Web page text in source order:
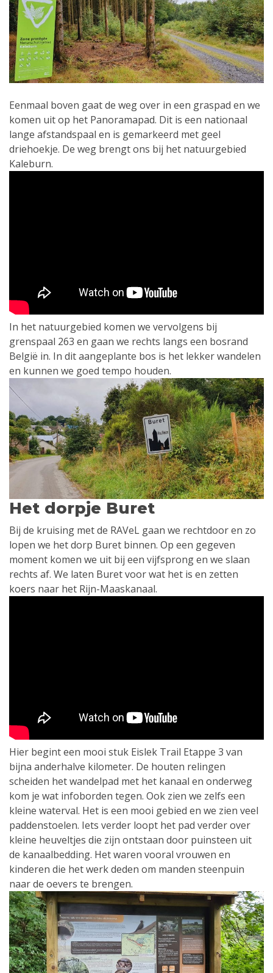
Eenmaal boven gaat de weg over in een graspad en we
komen uit op het Panoramapad. Dit is een nationaal
lange afstandspaal en is gemarkeerd met geel
driehoekje. De weg brengt ons bij het natuurgebied
Kaleburn.
In het natuurgebied komen we vervolgens bij
grenspaal 263 en gaan we rechts langs een bosrand
België in. In dit aangeplante bos is het lekker wandelen
en kunnen we goed tempo houden.
Het dorpje Buret
Bij de kruising met de RAVeL gaan we rechtdoor en zo
lopen we het dorp Buret binnen. Op een gegeven
moment komen we uit bij een vijfsprong en we slaan
rechts af. We laten Buret voor wat het is en zetten
koers naar het Rijn-Maaskanaal.
Hier begint een mooi stuk Eislek Trail Etappe 3 van
bijna anderhalve kilometer. De houten relingen
scheiden het wandelpad met het kanaal en onderweg
kom je wat infoborden tegen. Ook zien we zelfs een
kleine waterval. Het is een mooi gebied en we zien veel
paddenstoelen. Iets verder loopt het pad verder over
kleine heuveltjes die zijn ontstaan door puinsteen uit
de kanaalbedding. Het waren vooral vrouwen en
kinderen die het werk deden om manden steenpuin
naar de oevers te brengen.